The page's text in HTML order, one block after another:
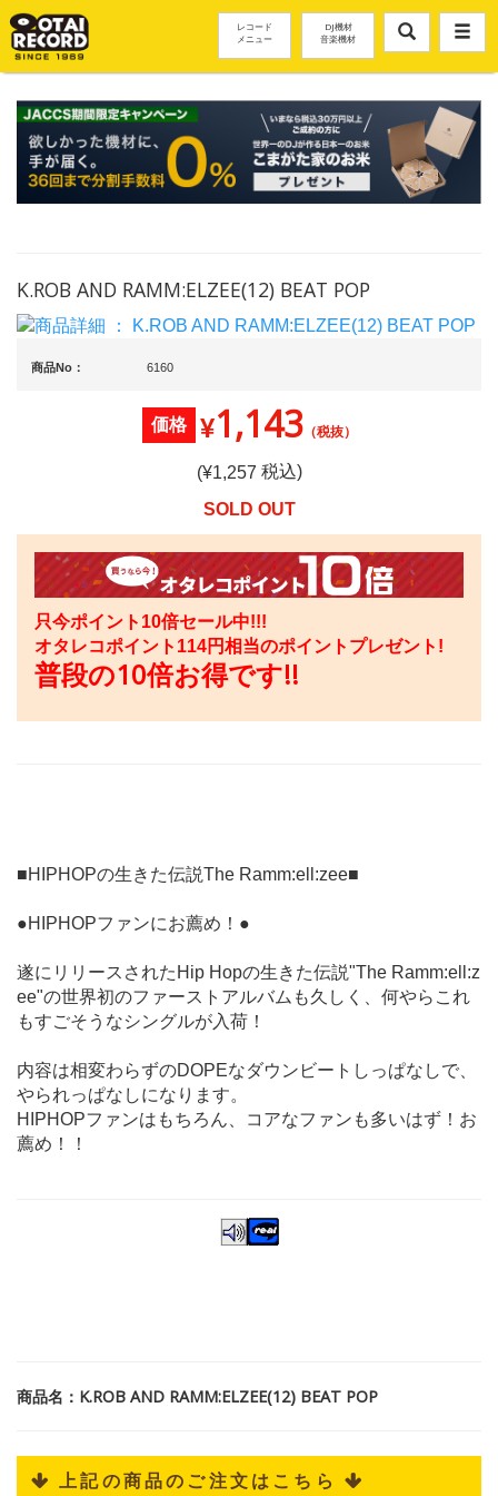
レコード
メニュー
DJ機材
音楽機材
K.ROB AND RAMM:ELZEE(12) BEAT POP
商品No： 6160
価格 ¥1,143（税抜）
(¥1,257 税込)
SOLD OUT
只今ポイント10倍セール中!!!
オタレコポイント 114円相当のポイントプレゼント!
普段の10倍お得です!!
■HIPHOPの生きた伝説The Ramm:ell:zee■
●HIPHOPファンにお薦め！●
遂にリリースされたHip Hopの生きた伝説"The Ramm:ell:z
ee"の世界初のファーストアルバムも久しく、何やらこれ
もすごそうなシングルが入荷！
内容は相変わらずのDOPEなダウンビートしっぱなしで、
やられっぱなしになります。
HIPHOPファンはもちろん、コアなファンも多いはず！お
薦め！！
商品名：K.ROB AND RAMM:ELZEE(12) BEAT POP
 上記の商品のご注文はこちら 